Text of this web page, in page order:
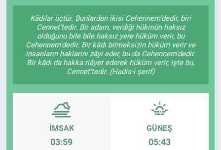
Kâdılar üçtür. Bunlardan ikisi Cehennem'dedir, biri
Cennet'tedir. Bir adam, verdiği hükmün haksız
olduğunu bile bile haksız yere hüküm verir, bu
Cehennem'dedir. Bir kâdı bilmeksizin hüküm verir ve
insanların haklarını zâyi eder, bu da Cehennem'dedir.
Bir kâdı da hakka riâyet ederek hüküm verir, işte bu,
Cennet'tedir. (Hadis-i şerif)
İMSAK
03:59
GÜNEŞ
05:43
KÜLTÜR-SANAT
Yerel Haber
YAŞAM